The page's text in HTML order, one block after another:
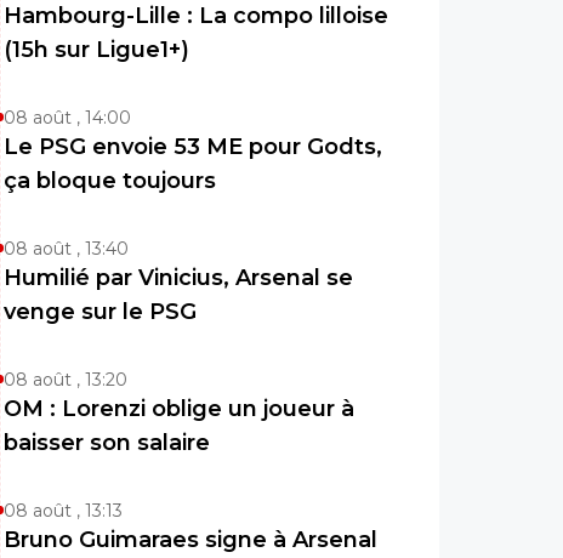
Hambourg-Lille : La compo lilloise
(15h sur Ligue1+)
08 août , 14:00
Le PSG envoie 53 ME pour Godts,
ça bloque toujours
08 août , 13:40
Humilié par Vinicius, Arsenal se
venge sur le PSG
08 août , 13:20
OM : Lorenzi oblige un joueur à
baisser son salaire
08 août , 13:13
Bruno Guimaraes signe à Arsenal